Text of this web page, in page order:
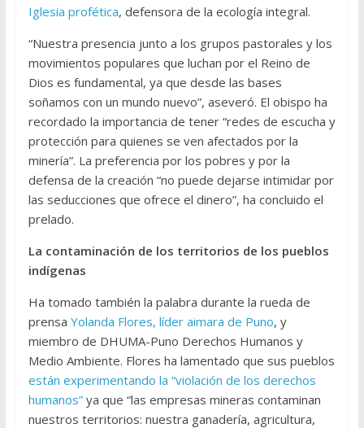
Iglesia profética, defensora de la ecología integral.
“Nuestra presencia junto a los grupos pastorales y los
movimientos populares que luchan por el Reino de
Dios es fundamental, ya que desde las bases
soñamos con un mundo nuevo”, aseveró. El obispo ha
recordado la importancia de tener “redes de escucha y
protección para quienes se ven afectados por la
minería”. La preferencia por los pobres y por la
defensa de la creación “no puede dejarse intimidar por
las seducciones que ofrece el dinero”, ha concluido el
prelado.
La contaminación de los territorios de los pueblos
indígenas
Ha tomado también la palabra durante la rueda de
prensa Yolanda Flores, líder aimara de Puno, y
miembro de DHUMA-Puno Derechos Humanos y
Medio Ambiente. Flores ha lamentado que sus pueblos
están experimentando la “violación de los derechos
humanos”ya que “las empresas mineras contaminan
nuestros territorios: nuestra ganadería, agricultura,